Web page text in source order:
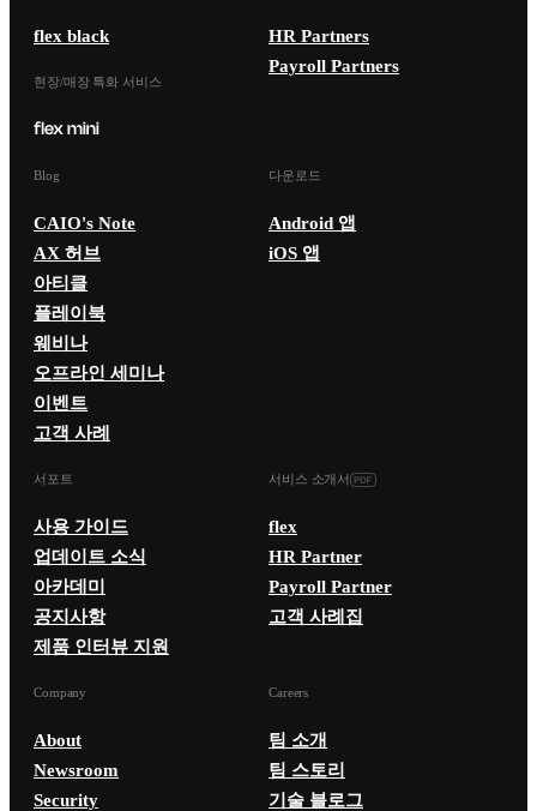
flex black
현장/매장 특화 서비스
HR Partners
Payroll Partners
Blog
CAIO's Note
AX 허브
아티클
플레이북
웨비나
오프라인 세미나
이벤트
고객 사례
다운로드
Android 앱
iOS 앱
서포트
사용 가이드
업데이트 소식
아카데미
공지사항
제품 인터뷰 지원
서비스 소개서
flex
HR Partner
Payroll Partner
고객 사례집
Company
About
Newsroom
Security
Careers
팀 소개
팀 스토리
기술 블로그